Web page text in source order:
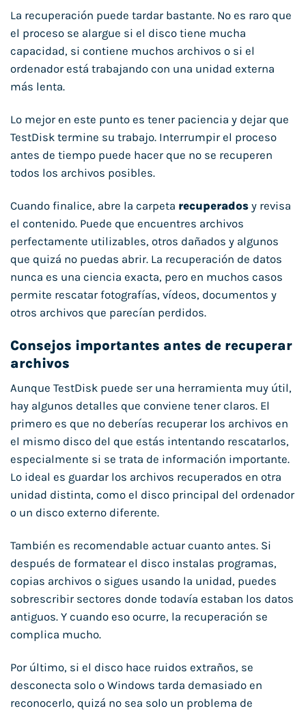
La recuperación puede tardar bastante. No es raro que
el proceso se alargue si el disco tiene mucha
capacidad, si contiene muchos archivos o si el
ordenador está trabajando con una unidad externa
más lenta.
Lo mejor en este punto es tener paciencia y dejar que
TestDisk termine su trabajo. Interrumpir el proceso
antes de tiempo puede hacer que no se recuperen
todos los archivos posibles.
Cuando finalice, abre la carpeta recuperados y revisa
el contenido. Puede que encuentres archivos
perfectamente utilizables, otros dañados y algunos
que quizá no puedas abrir. La recuperación de datos
nunca es una ciencia exacta, pero en muchos casos
permite rescatar fotografías, vídeos, documentos y
otros archivos que parecían perdidos.
Consejos importantes antes de recuperar
archivos
Aunque TestDisk puede ser una herramienta muy útil,
hay algunos detalles que conviene tener claros. El
primero es que no deberías recuperar los archivos en
el mismo disco del que estás intentando rescatarlos,
especialmente si se trata de información importante.
Lo ideal es guardar los archivos recuperados en otra
unidad distinta, como el disco principal del ordenador
o un disco externo diferente.
También es recomendable actuar cuanto antes. Si
después de formatear el disco instalas programas,
copias archivos o sigues usando la unidad, puedes
sobrescribir sectores donde todavía estaban los datos
antiguos. Y cuando eso ocurre, la recuperación se
complica mucho.
Por último, si el disco hace ruidos extraños, se
desconecta solo o Windows tarda demasiado en
reconocerlo, quizá no sea solo un problema de